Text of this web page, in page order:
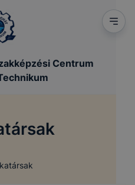
Centrum